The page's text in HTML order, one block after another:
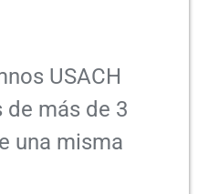
USACH
de más de 3
una misma